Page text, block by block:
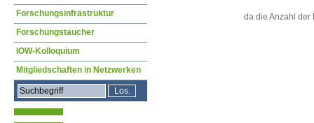
da die Anzahl der
Forschungsinfrastruktur
Forschungstaucher
IOW-Kolloquium
Mitgliedschaften in Netzwerken